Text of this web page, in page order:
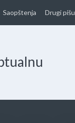
Saopštenja Drugi pišu